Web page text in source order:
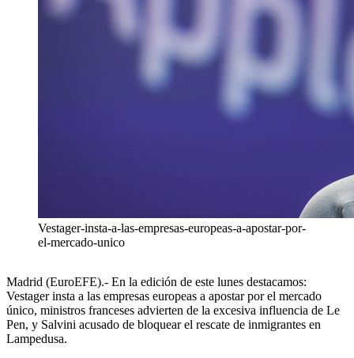
Vestager-insta-a-las-empresas-europeas-a-apostar-por-
el-mercado-unico
Madrid (EuroEFE).- En la edición de este lunes destacamos:
Vestager insta a las empresas europeas a apostar por el mercado
único, ministros franceses advierten de la excesiva influencia de Le
Pen, y Salvini acusado de bloquear el rescate de inmigrantes en
Lampedusa.